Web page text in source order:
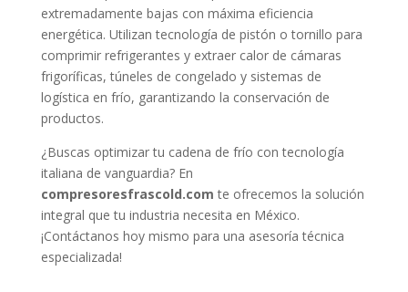
extremadamente bajas con máxima eficiencia
energética. Utilizan tecnología de pistón o tornillo para
comprimir refrigerantes y extraer calor de cámaras
frigoríficas, túneles de congelado y sistemas de
logística en frío, garantizando la conservación de
productos.
¿Buscas optimizar tu cadena de frío con tecnología
italiana de vanguardia? En
compresoresfrascold.com te ofrecemos la solución
integral que tu industria necesita en México.
¡Contáctanos hoy mismo para una asesoría técnica
especializada!